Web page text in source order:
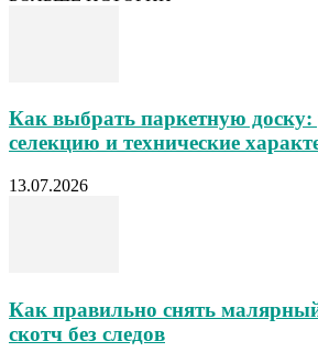
Как выбрать паркетную
селекцию и технические
13.07.2026
Как правильно снять
скотч без следов